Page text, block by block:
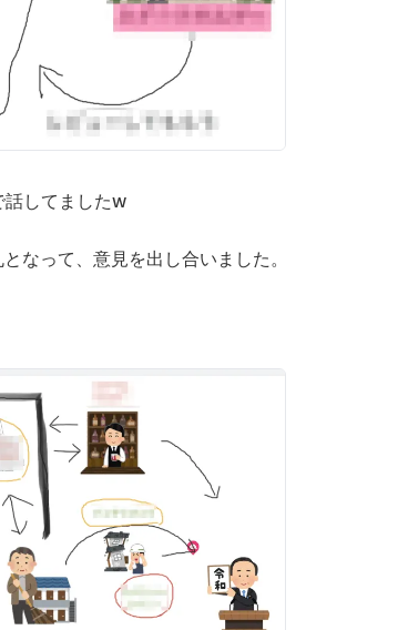
してましたw
なって、意見を出し合いました。